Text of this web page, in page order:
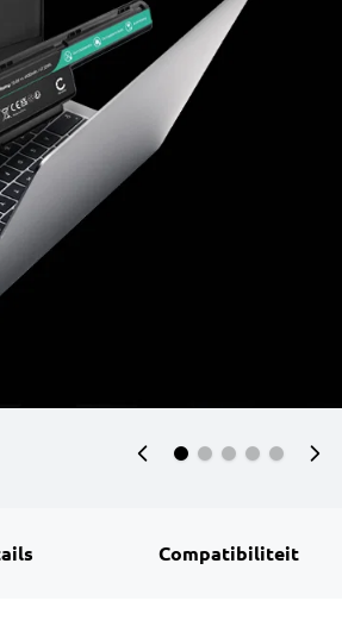
Compatibiliteit